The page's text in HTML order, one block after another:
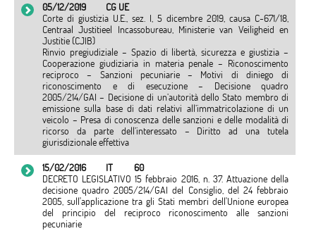
05/12/2019
CG UE
Corte di giustizia U.E., sez. I, 5 dicembre 2019, causa C-671/18,
Centraal Justitieel Incassobureau, Ministerie van Veiligheid en
Justitie (CJIB)
Rinvio pregiudiziale – Spazio di libertà, sicurezza e giustizia –
Cooperazione giudiziaria in materia penale – Riconoscimento
reciproco – Sanzioni pecuniarie – Motivi di diniego di
riconoscimento e di esecuzione – Decisione quadro
2005/214/GAI – Decisione di un’autorità dello Stato membro di
emissione sulla base di dati relativi all’immatricolazione di un
veicolo – Presa di conoscenza delle sanzioni e delle modalità di
ricorso da parte dell’interessato – Diritto ad una tutela
giurisdizionale effettiva
15/02/2016
IT
60
DECRETO LEGISLATIVO 15 febbraio 2016, n. 37. Attuazione della
decisione quadro 2005/214/GAI del Consiglio, del 24 febbraio
2005, sull'applicazione tra gli Stati membri dell'Unione europea
del principio del reciproco riconoscimento alle sanzioni
pecuniarie